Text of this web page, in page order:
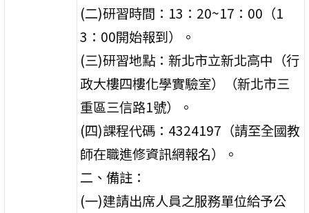
(二)研習時間：13：20~17：00（1
3：00開始報到）。
(三)研習地點：新北市立新北高中（行
政大樓四樓化學實驗室）（新北市三
重區三信路1號）。
(四)課程代碼：4324197（請至全國教
師在職進修資訊網報名）。
二、備註：
(一)建請出席人員之服務單位給予公